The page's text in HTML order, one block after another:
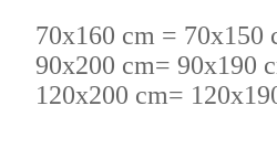
70x160 cm = 70x150
90x200 cm= 90x190
120x200 cm=